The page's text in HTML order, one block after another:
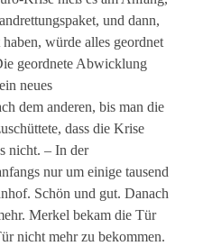
und dann,
würde alles geordnet
geordnete Abwicklung
neues
dem anderen, bis man die
dass die Krise
nicht. – In der
nur um einige tausend
Schön und gut. Danach
Merkel bekam die Tür
nicht mehr zu bekommen.